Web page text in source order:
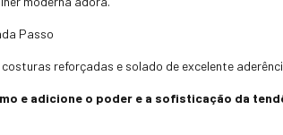
Passo
reforçadas e solado de excelente
e adicione o poder e a sofisticação da